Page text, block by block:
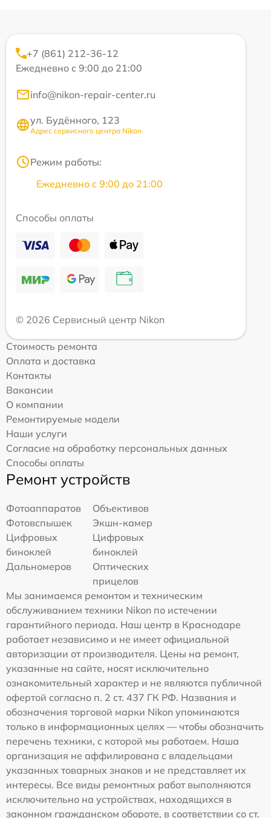
+7 (861) 212-36-12
Ежедневно с 9:00 до 21:00
info@nikon-repair-center.ru
ул. Будённого, 123
Адрес сервисного центра Nikon
Режим работы:
Ежедневно с 9:00 до 21:00
Способы оплаты
© 2026 Сервисный центр Nikon
Стоимость ремонта
Оплата и доставка
Контакты
Вакансии
О компании
Ремонтируемые модели
Наши услуги
Согласие на обработку персональных данных
Способы оплаты
Ремонт устройств
Фотоаппаратов
Объективов
Фотовспышек
Экшн-камер
Цифровых
биноклей
Цифровых
биноклей
Дальномеров
Оптических
прицелов
Мы занимаемся ремонтом и техническим
обслуживанием техники Nikon по истечении
гарантийного периода. Наш центр в Краснодаре
работает независимо и не имеет официальной
авторизации от производителя. Цены на ремонт,
указанные на сайте, носят исключительно
ознакомительный характер и не являются публичной
офертой согласно п. 2 ст. 437 ГК РФ. Названия и
обозначения торговой марки Nikon упоминаются
только в информационных целях — чтобы обозначить
перечень техники, с которой мы работаем. Наша
организация не аффилирована с владельцами
указанных товарных знаков и не представляет их
интересы. Все виды ремонтных работ выполняются
исключительно на устройствах, находящихся в
законном гражданском обороте, в соответствии со ст.